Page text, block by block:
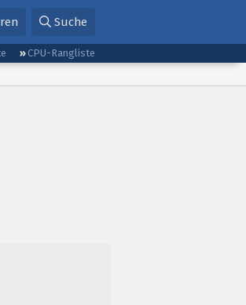
Suche
CPU-Rangliste